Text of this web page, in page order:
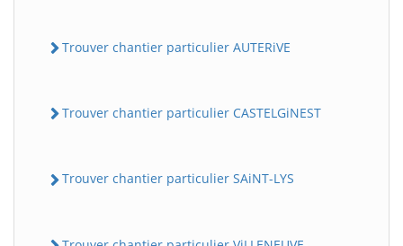
Trouver chantier particulier AUTERiVE
Trouver chantier particulier CASTELGiNEST
Trouver chantier particulier SAiNT-LYS